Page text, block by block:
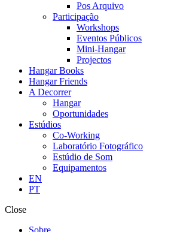
Pos Arquivo
Participação
Workshops
Eventos Públicos
Mini-Hangar
Projectos
Hangar Books
Hangar Friends
A Decorrer
Hangar
Oportunidades
Estúdios
Co-Working
Laboratório Fotográfico
Estúdio de Som
Equipamentos
EN
PT
Close
Sobre